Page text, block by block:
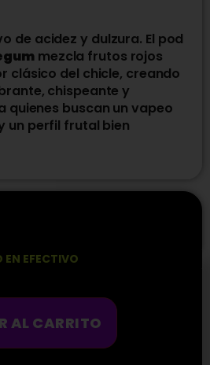
de acidez y dulzura. El pod
mezcla frutos rojos
clásico del chicle, creando
chispeante y
quienes buscan un vapeo
un perfil frutal bien
EN EFECTIVO
AL CARRITO